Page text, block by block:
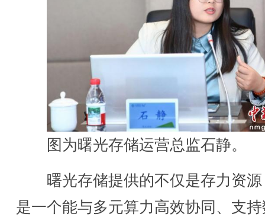
图为曙光存储运营总监石静。
曙光存储提供的不仅是存力资源
是一个能与多元算力高效协同、支